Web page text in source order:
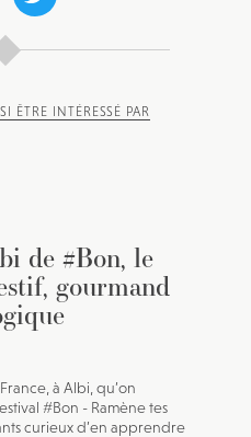
ÊTRE INTÉRESSÉ PAR
de #Bon, le
gourmand
à Albi, qu’on
#Bon - Ramène tes
curieux d’en apprendre